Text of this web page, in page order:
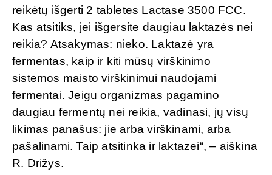
reikėtų išgerti 2 tabletes Lactase 3500 FCC.
Kas atsitiks, jei išgersite daugiau laktazės nei
reikia? Atsakymas: nieko. Laktazė yra
fermentas, kaip ir kiti mūsų virškinimo
sistemos maisto virškinimui naudojami
fermentai. Jeigu organizmas pagamino
daugiau fermentų nei reikia, vadinasi, jų visų
likimas panašus: jie arba virškinami, arba
pašalinami. Taip atsitinka ir laktazei“, – aiškina
R. Drižys.